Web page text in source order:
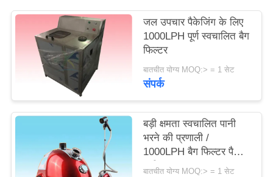
NEWS
साइटमैप
PRIVACY
POLICY
जल उपचार पैकेजिंग के लिए
1000LPH पूर्ण स्वचालित बैग
फिल्टर
बातचीत योग्य MOQ:> = 1 सेट
संपर्क
बड़ी क्षमता स्वचालित पानी
भरने की प्रणाली /
1000LPH बैग फिल्टर पैकेज
मशीन
बातचीत योग्य MOQ:> = 1 सेट